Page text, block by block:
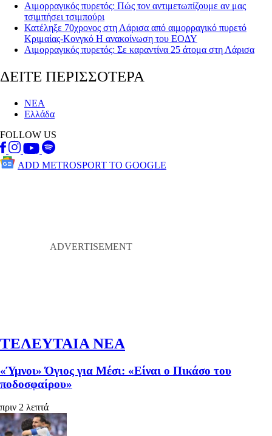
Αιμορραγικός πυρετός: Πώς τον αντιμετωπίζουμε αν μας
τσιμπήσει τσιμπούρι
Κατέληξε 70χρονος στη Λάρισα από αιμορραγικό πυρετό
Κριμαίας-Κονγκό Η ανακοίνωση του ΕΟΔΥ
Αιμορραγικός πυρετός: Σε καραντίνα 25 άτομα στη Λάρισα
ΔΕΙΤΕ ΠΕΡΙΣΣΟΤΕΡΑ
ΝΕΑ
Ελλάδα
FOLLOW US
ADD METROSPORT TO GOOGLE
ΤΕΛΕΥΤΑΙΑ ΝΕΑ
«Ύμνοι» Όγιος για Μέσι: «Είναι ο Πικάσο του
ποδοσφαίρου»
πριν 2 λεπτά